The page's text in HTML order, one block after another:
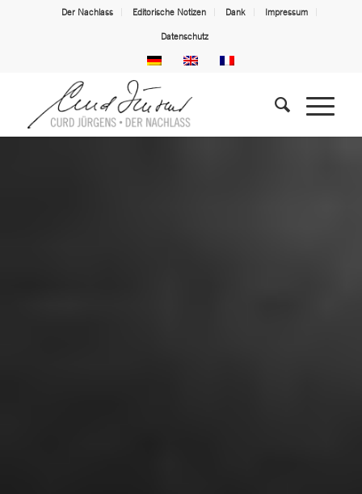
Der Nachlass Editorische Notizen Dank Impressum
Datenschutz